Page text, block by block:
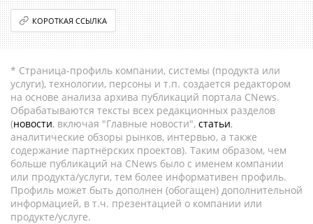
КОРОТКАЯ ССЫЛКА
* Страница-профиль компании, системы (продукта или
услуги), технологии, персоны и т.п. создается редактором
на основе анализа архива публикаций портала CNews.
Обрабатываются тексты всех редакционных разделов
(новости, включая "Главные новости", статьи,
аналитические обзоры рынков, интервью, а также
содержание партнёрских проектов). Таким образом, чем
больше публикаций на CNews было с именем компании
или продукта/услуги, тем более информативен профиль.
Профиль может быть дополнен (обогащен) дополнительной
информацией, в т.ч. презентацией о компании или
продукте/услуге.